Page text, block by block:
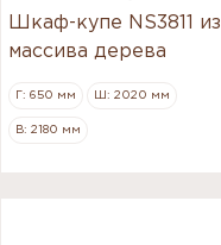
Шкаф-купе NS3811 из
массива дерева
Г: 650 мм Ш: 2020 мм
В: 2180 мм